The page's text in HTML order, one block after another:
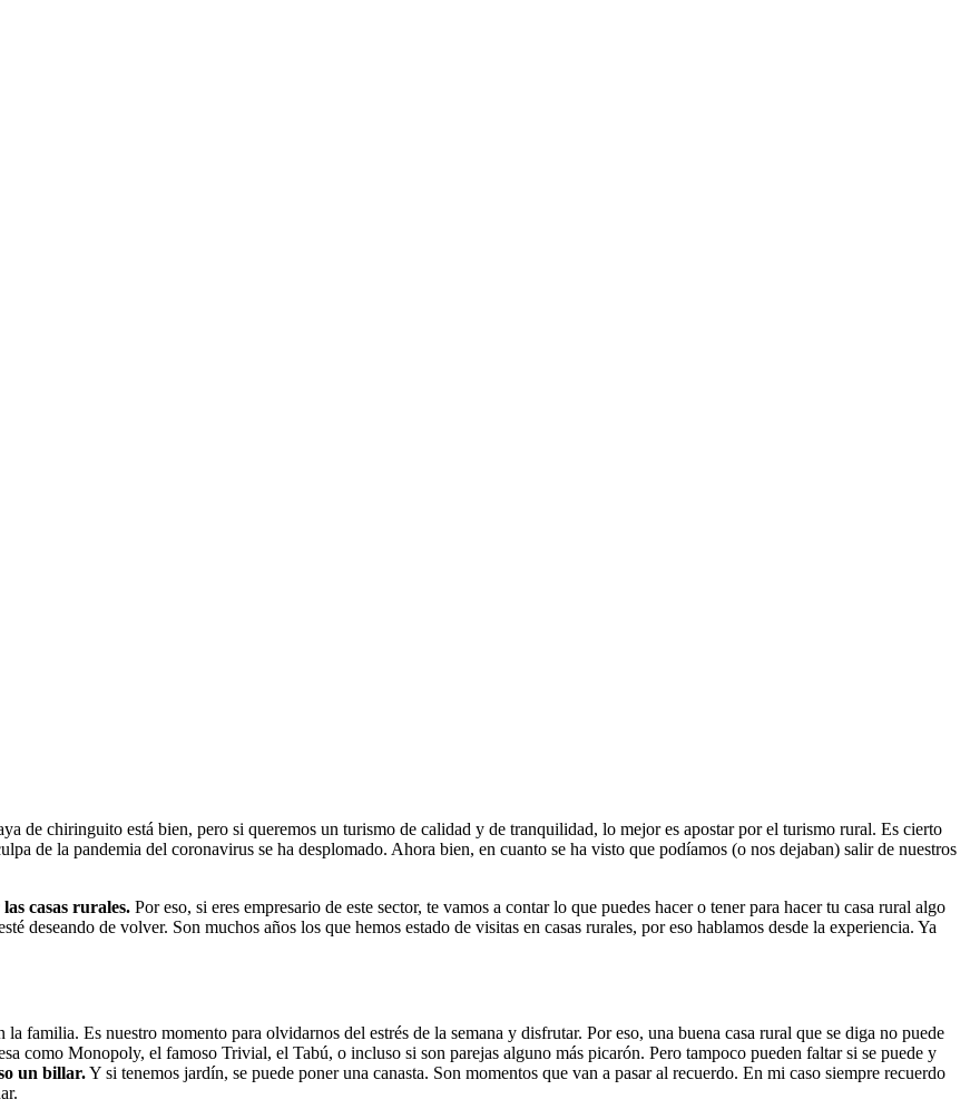
de chiringuito está bien, pero si queremos un turismo de calidad y de tranquilidad, lo mejor es apostar por el turismo rural. Es cierto
de la pandemia del coronavirus se ha desplomado. Ahora bien, en cuanto se ha visto que podíamos (o nos dejaban) salir de nuestros
casas rurales. Por eso, si eres empresario de este sector, te vamos a contar lo que puedes hacer o tener para hacer tu casa rural algo
deseando de volver. Son muchos años los que hemos estado de visitas en casas rurales, por eso hablamos desde la experiencia. Ya
familia. Es nuestro momento para olvidarnos del estrés de la semana y disfrutar. Por eso, una buena casa rural que se diga no puede
como Monopoly, el famoso Trivial, el Tabú, o incluso si son parejas alguno más picarón. Pero tampoco pueden faltar si se puede y
un billar.Y si tenemos jardín, se puede poner una canasta. Son momentos que van a pasar al recuerdo. En mi caso siempre recuerdo